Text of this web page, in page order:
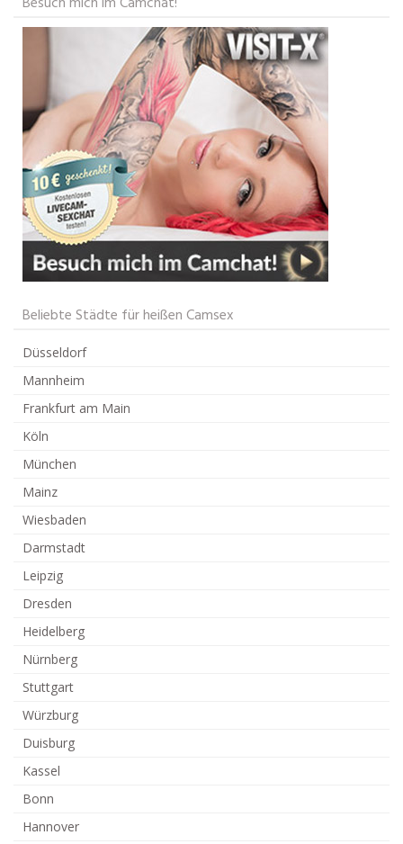
Beliebte Städte für heißen Camsex
Düsseldorf
Mannheim
Frankfurt am Main
Köln
München
Mainz
Wiesbaden
Darmstadt
Leipzig
Dresden
Heidelberg
Nürnberg
Stuttgart
Würzburg
Duisburg
Kassel
Bonn
Hannover